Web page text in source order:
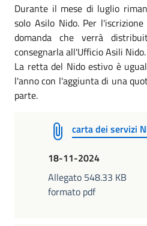
Durante il mese di luglio
solo Asilo Nido. Per
domanda che verrà
consegnarla all'Ufficio Asili Nido.
La retta del Nido estivo è
l'anno con l'aggiunta di una
parte.
carta dei servizi
18-11-2024
Allegato 548.33 KB
formato pdf